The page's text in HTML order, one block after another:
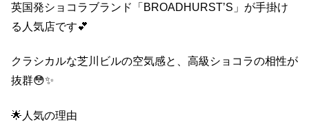
英国発ショコラブランド「BROADHURST’S」が手掛け
る人気店です💕
クラシカルな芝川ビルの空気感と、高級ショコラの相性が
抜群😳✨
🌟人気の理由